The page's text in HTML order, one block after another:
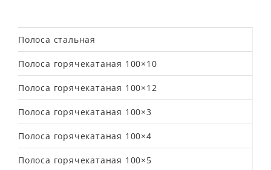
Полоса стальная
Полоса горячекатаная 100×10
Полоса горячекатаная 100×12
Полоса горячекатаная 100×3
Полоса горячекатаная 100×4
Полоса горячекатаная 100×5